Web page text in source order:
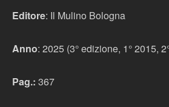
Editore: Il Mulino Bologna
Anno: 2025 (3° edizione, 1° 2015,
Pag.: 367